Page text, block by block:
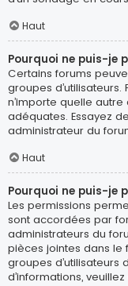
Haut
Pourquoi ne puis-je
Certains forums
groupes
n’importe quelle
adéquates. Essayez
administrateur du
Haut
Pourquoi ne puis-je
Les permissions
sont accordées par
administrateurs du
pièces jointes dans le
groupes d’utilisateurs
d’informations,